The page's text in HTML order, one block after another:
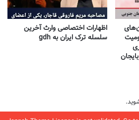
اظهارات اختصاصی وارث آخرین
سلسله ترک ایران به gdh
.